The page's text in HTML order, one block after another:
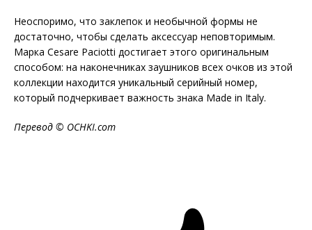
Неоспоримо, что заклепок и необычной формы не
достаточно, чтобы сделать аксессуар неповторимым.
Марка Cesare Paciotti достигает этого оригинальным
способом: на наконечниках заушников всех очков из этой
коллекции находится уникальный серийный номер,
который подчеркивает важность знака Made in Italy.
Перевод © OCHKI.com